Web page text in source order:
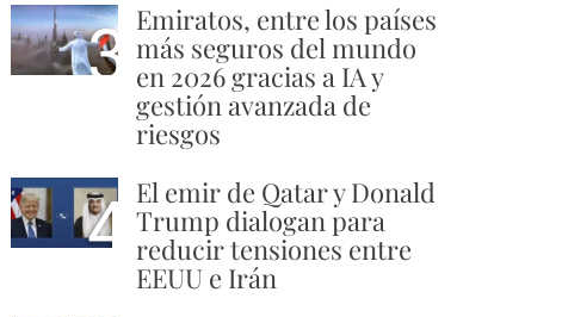
3 Emiratos, entre los países
más seguros del mundo
en 2026 gracias a IA y
gestión avanzada de
riesgos
4 El emir de Qatar y Donald
Trump dialogan para
reducir tensiones entre
EEUU e Irán